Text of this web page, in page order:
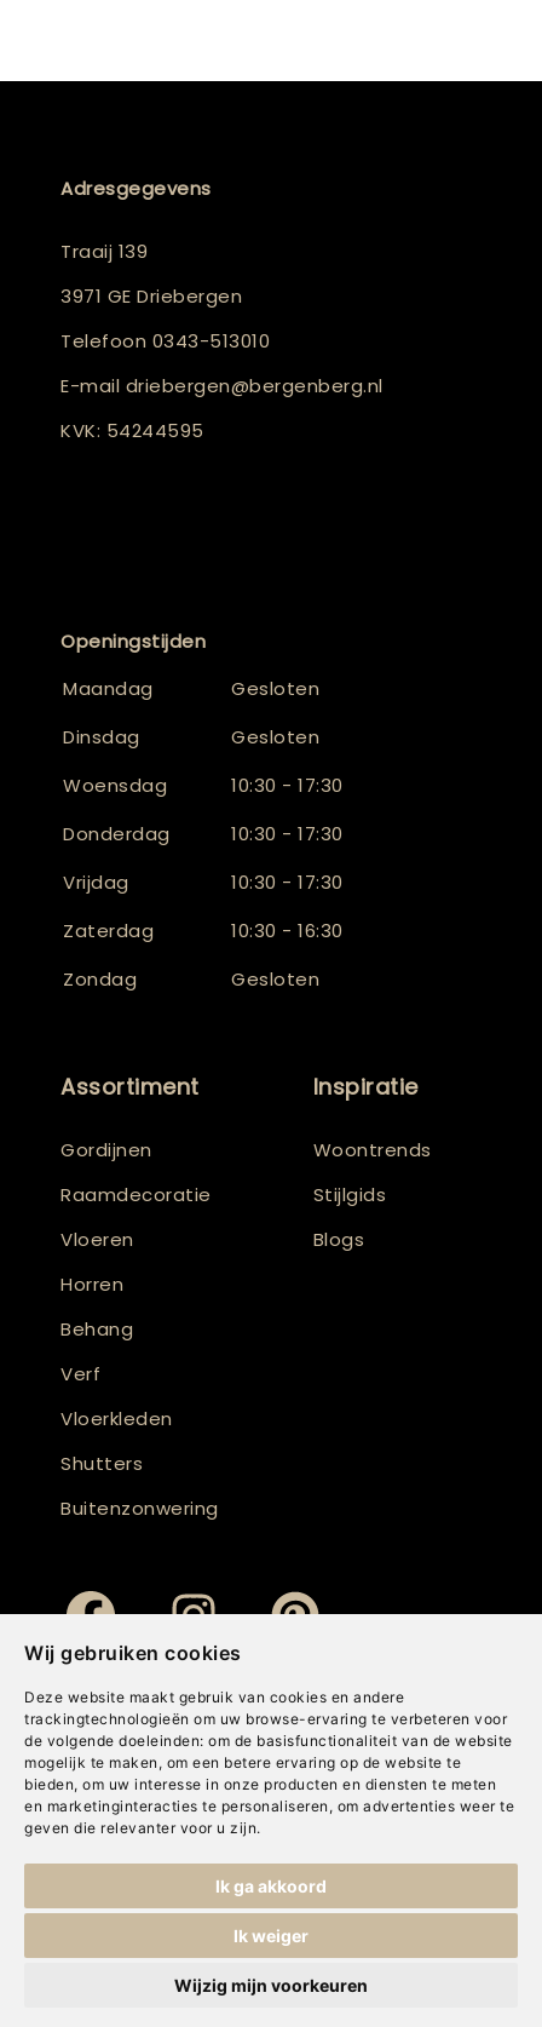
Wij gebruiken cookies
Deze website maakt gebruik van cookies en andere
trackingtechnologieën om uw browse-ervaring te verbeteren voor
de volgende doeleinden: om de basisfunctionaliteit van de website
mogelijk te maken , om een betere ervaring op de website te
bieden, om uw interesse in onze producten en diensten te meten
en marketinginteracties te personaliseren , om advertenties weer te
geven die relevanter voor u zijn.
Ik ga akkoord
Ik weiger
Wijzig mijn voorkeuren
Adresgegevens
Traaij 139
3971 GE Driebergen
Telefoon 0343-513010
E-mail driebergen@bergenberg.nl
KVK: 54244595
Openingstijden
Maandag
Gesloten
Dinsdag
Gesloten
Woensdag
10:30 - 17:30
Donderdag
10:30 - 17:30
Vrijdag
10:30 - 17:30
Zaterdag
10:30 - 16:30
Zondag
Gesloten
Assortiment
Gordijnen
Raamdecoratie
Vloeren
Horren
Behang
Verf
Vloerkleden
Shutters
Buitenzonwering
Inspiratie
Woontrends
Stijlgids
Blogs
Cookies